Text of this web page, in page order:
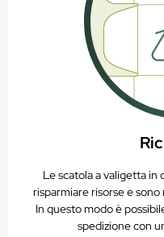
Le scatola a valigetta
risparmiare risorse e
In questo modo è
spedizione con